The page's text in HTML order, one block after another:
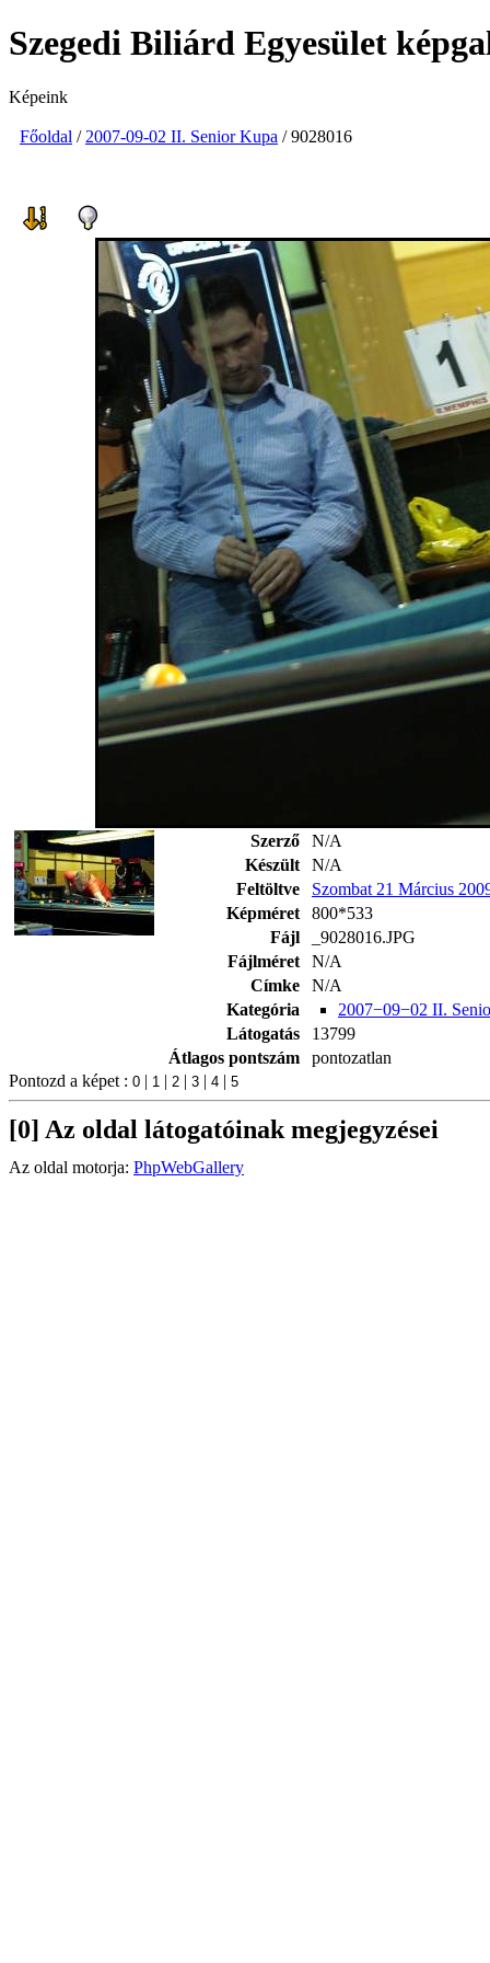
Szegedi Biliárd Egyesület
Képeink
Főoldal / 2007-09-02 II. Senior Kupa / 9028016
Szerző
N/A
Készült
N/A
Feltöltve
Szombat 21 Március
Képméret
800*533
Fájl
_9028016.JPG
Fájlméret
N/A
Címke
N/A
Kategória
2007−09−02 II.
Látogatás
13799
Átlagos pontszám
pontozatlan
Pontozd a képet :
| | | | |
[0] Az oldal látogatóinak megjegyzései
Az oldal motorja: PhpWebGallery